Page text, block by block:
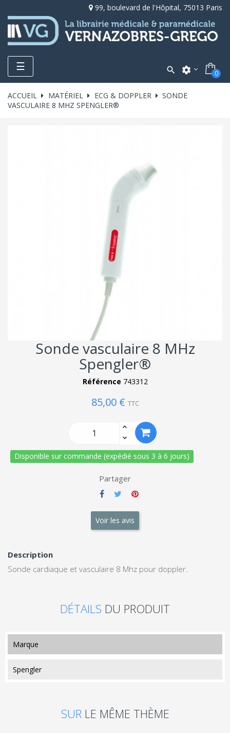
99, boulevard de l'Hôpital, 75013 Paris
Toggle
navigation
☰  settings 0
ACCUEIL MATÉRIEL ECG & DOPPLER
SONDE
VASCULAIRE 8 MHZ SPENGLER®
Sonde vasculaire 8 MHz
Spengler®
Référence 743312
85,00 € TTC
Disponible sur commande (expédié sous 3 à 6 jours)
Partager
Voir les avis
Description
Sonde cardiaque et vasculaire 8 Mhz pour doppler.
DÉTAILS DU PRODUIT
marque
Spengler
SUR LE MÊME THÈME